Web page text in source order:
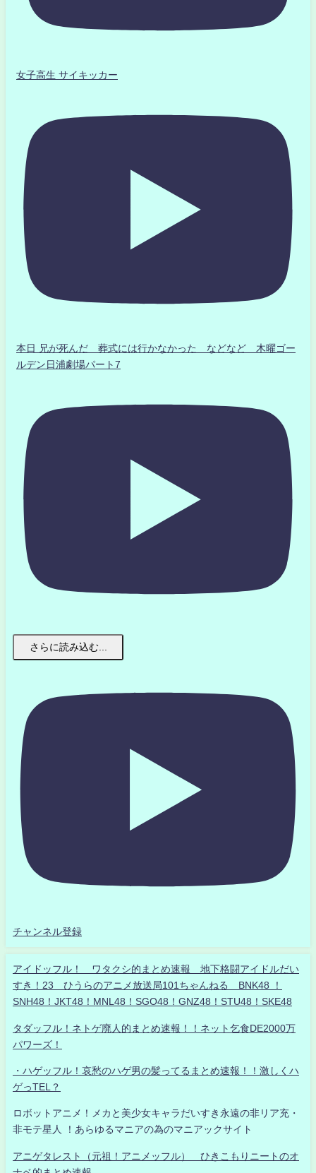
女子高生 サイキッカー
本日 兄が死んだ 葬式には行かなかった などなど 木曜ゴー
ルデン日浦劇場パート7
さらに読み込む...
チャンネル登録
アイドッフル！ ワタクシ的まとめ速報 地下格闘アイドルだい
すき！23 ひうらのアニメ放送局101ちゃんねる BNK48 ！
SNH48！JKT48！MNL48！SGO48！GNZ48！STU48！SKE48
タダッフル！ネトゲ廃人的まとめ速報！！ネット乞食DE2000万
パワーズ！
・ハゲッフル！哀愁のハゲ男の髪ってるまとめ速報！！激しくハ
ゲっTEL？
ロボットアニメ！メカと美少女キャラだいすき永遠の非リア充・
非モテ星人 ！あらゆるマニアの為のマニアックサイト
アニゲタレスト（元祖！アニメッフル） ひきこもりニートのオ